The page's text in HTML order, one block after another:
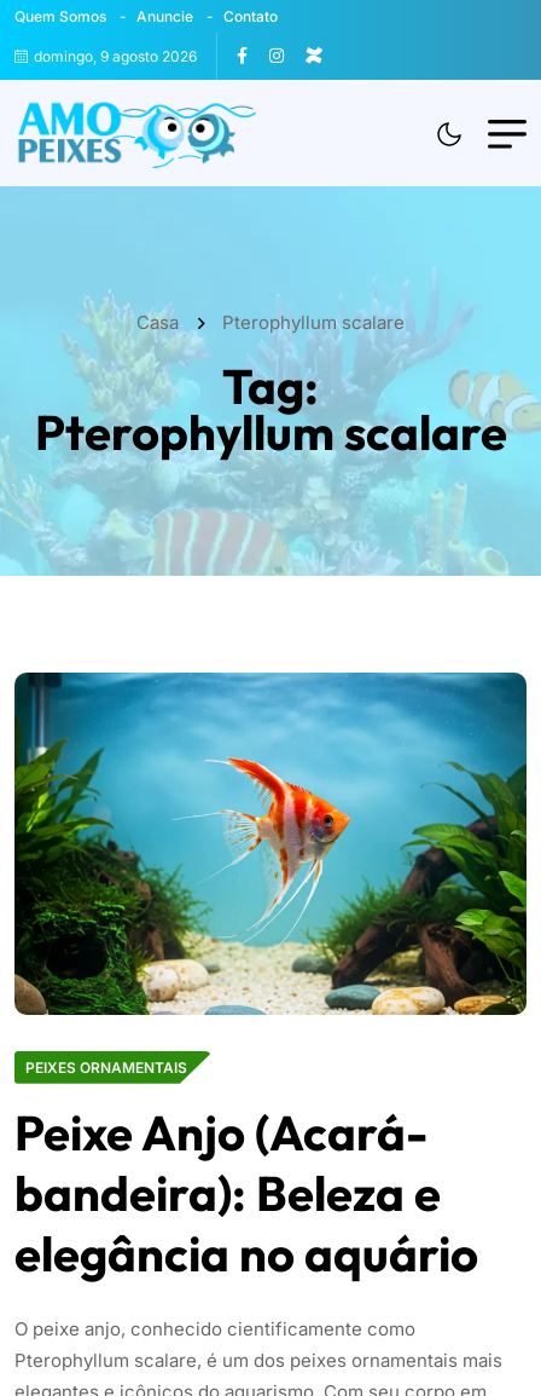
Quem Somos Anuncie Contato
domingo, 9 agosto 2026
Casa Pterophyllum scalare
Tag:
Pterophyllum scalare
PEIXES ORNAMENTAIS
Peixe Anjo (Acará-
bandeira): Beleza e
elegância no aquário
O peixe anjo, conhecido cientificamente como
Pterophyllum scalare, é um dos peixes ornamentais mais